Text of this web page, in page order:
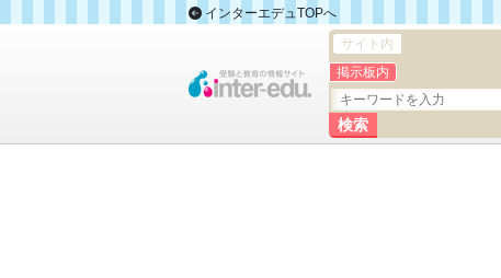
インターエデュTOPへ
サイト内
掲示板内